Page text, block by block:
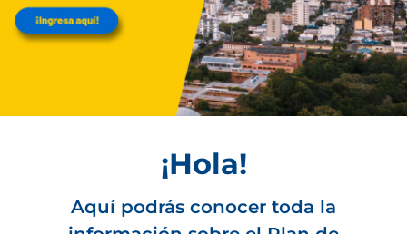
¡Hola!
Aquí podrás conocer toda la